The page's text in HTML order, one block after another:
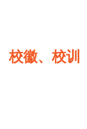
校徽、校训